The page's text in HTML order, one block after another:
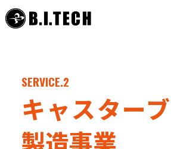
SERVICE.2
キャスター
製造事業